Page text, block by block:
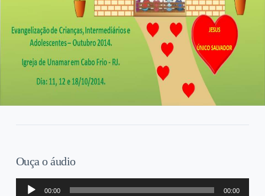
Ouça o áudio
Tocador
00:00 00:00